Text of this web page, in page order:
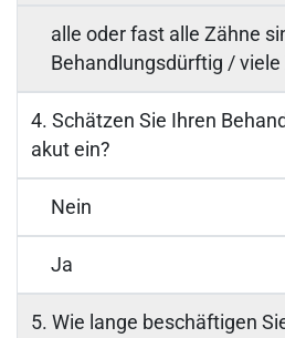
alle oder fast alle Zähne
Behandlungsdürftig /
4. Schätzen Sie Ihren
akut ein?
Nein
Ja
5. Wie lange beschäftigen